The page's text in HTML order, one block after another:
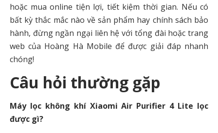
hoặc mua online tiện lợi, tiết kiệm thời gian. Nếu có
bất kỳ thắc mắc nào về sản phẩm hay chính sách bảo
hành, đừng ngần ngại liên hệ với tổng đài hoặc trang
web của Hoàng Hà Mobile để được giải đáp nhanh
chóng!
Câu hỏi thường gặp
Máy lọc không khí Xiaomi Air Purifier 4 Lite lọc
được gì?